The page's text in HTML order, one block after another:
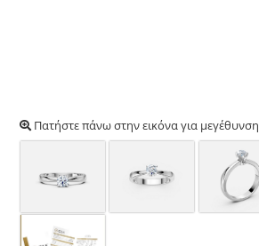
Πατήστε πάνω στην εικόνα για μεγέθυνση